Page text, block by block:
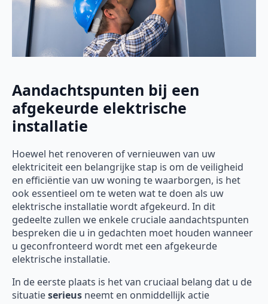
Aandachtspunten bij een
afgekeurde elektrische
installatie
Hoewel het renoveren of vernieuwen van uw
elektriciteit een belangrijke stap is om de veiligheid
en efficiëntie van uw woning te waarborgen, is het
ook essentieel om te weten wat te doen als uw
elektrische installatie wordt afgekeurd. In dit
gedeelte zullen we enkele cruciale aandachtspunten
bespreken die u in gedachten moet houden wanneer
u geconfronteerd wordt met een afgekeurde
elektrische installatie.
In de eerste plaats is het van cruciaal belang dat u de
situatieserieus neemt en onmiddellijk actie